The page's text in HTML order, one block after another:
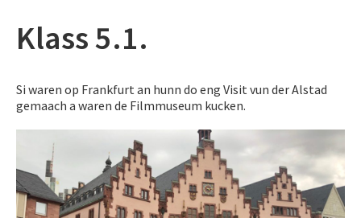
Klass 5.1.
Si waren op Frankfurt an hunn do eng Visit vun der Alstad
gemaach a waren de Filmmuseum kucken.